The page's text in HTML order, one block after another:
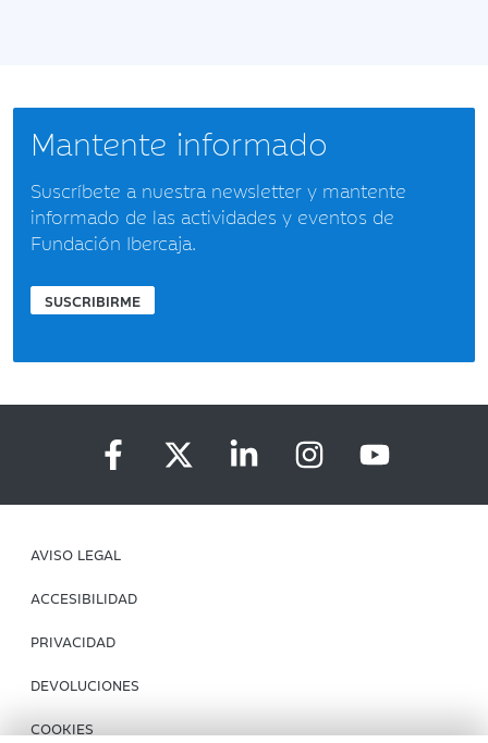
Mantente informado
Suscríbete a nuestra newsletter y mantente
informado de las actividades y eventos de
Fundación Ibercaja.
SUSCRIBIRME
AVISO LEGAL
ACCESIBILIDAD
PRIVACIDAD
DEVOLUCIONES
COOKIES